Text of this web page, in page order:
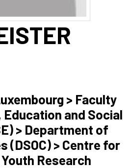
> Faculty
and Social
> Department of
(DSOC) > Centre for
Research